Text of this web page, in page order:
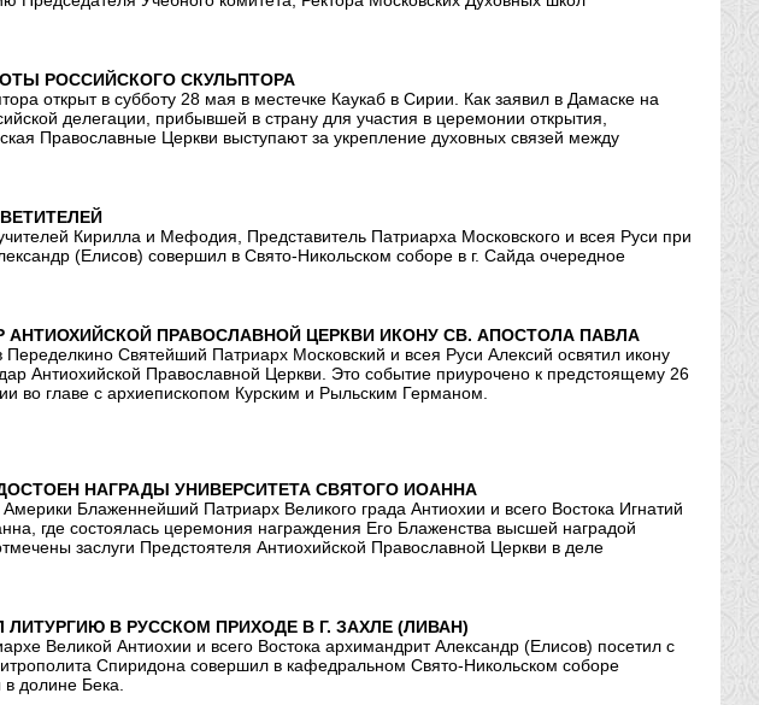
РОССИЙСКОГО СКУЛЬПТОРА
открыт в субботу 28 мая в местечке Каукаб в Сирии. Как заявил в Дамаске на
делегации, прибывшей в страну для участия в церемонии открытия,
Православные Церкви выступают за укрепление духовных связей между
Кирилла и Мефодия, Представитель Патриарха Московского и всея Руси при
(Елисов) совершил в Свято-Никольском соборе в г. Сайда очередное
АНТИОХИЙСКОЙ ПРАВОСЛАВНОЙ ЦЕРКВИ ИКОНУ СВ. АПОСТОЛА ПАВЛА
Святейший Патриарх Московский и всея Руси Алексий освятил икону
Антиохийской Православной Церкви. Это событие приурочено к предстоящему 26
во главе с архиепископом Курским и Рыльским Германом.
НАГРАДЫ УНИВЕРСИТЕТА СВЯТОГО ИОАННА
Блаженнейший Патриарх Великого града Антиохии и всего Востока Игнатий
где состоялась церемония награждения Его Блаженства высшей наградой
заслуги Предстоятеля Антиохийской Православной Церкви в деле
В РУССКОМ ПРИХОДЕ В Г. ЗАХЛЕ (ЛИВАН)
Великой Антиохии и всего Востока архимандрит Александр (Елисов) посетил с
Спиридона совершил в кафедральном Свято-Никольском соборе
долине Бека.